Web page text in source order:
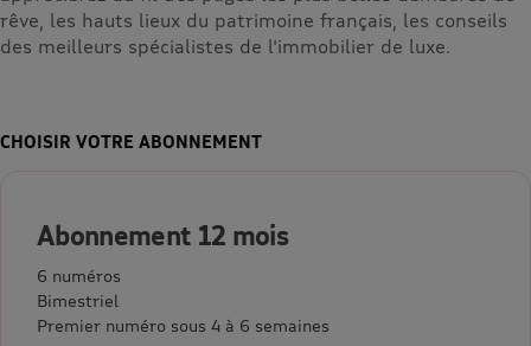
rêve, les hauts lieux du patrimoine français, les conseils
des meilleurs spécialistes de l'immobilier de luxe.
CHOISIR VOTRE ABONNEMENT
Abonnement 12 mois
6 numéros
Bimestriel
Premier numéro sous 4 à 6 semaines